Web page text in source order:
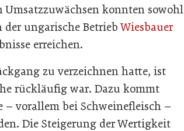
konnten sowohl
der ungarische BetriebWiesbauer
erreichen.
zu verzeichnen hatte, ist
rückläufig war. Dazu kommt
– vorallem bei Schweinefleisch –
Die Steigerung der Wertigkeit